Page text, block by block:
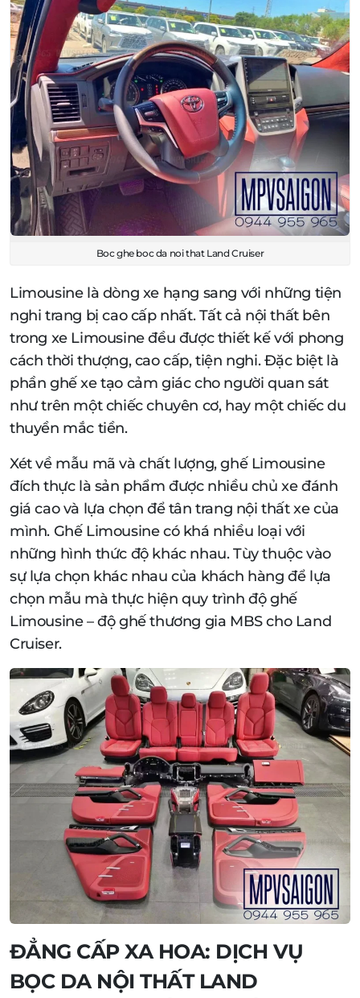
Boc ghe boc da noi that Land Cruiser
Limousine là dòng xe hạng sang với những tiện
nghi trang bị cao cấp nhất. Tất cả nội thất bên
trong xe Limousine đều được thiết kế với phong
cách thời thượng, cao cấp, tiện nghi. Đặc biệt là
phần ghế xe tạo cảm giác cho người quan sát
như trên một chiếc chuyên cơ, hay một chiếc du
thuyền mắc tiền.
Xét về mẫu mã và chất lượng, ghế Limousine
đích thực là sản phẩm được nhiều chủ xe đánh
giá cao và lựa chọn để tân trang nội thất xe của
mình. Ghế Limousine có khá nhiều loại với
những hình thức độ khác nhau. Tùy thuộc vào
sự lựa chọn khác nhau của khách hàng để lựa
chọn mẫu mà thực hiện quy trình độ ghế
Limousine – độ ghế thương gia MBS cho Land
Cruiser.
ĐẲNG CẤP XA HOA: DỊCH VỤ
BỌC DA NỘI THẤT LAND